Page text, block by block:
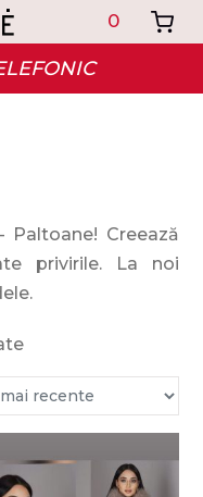
0
Paltoane! Creează
privirile. La noi